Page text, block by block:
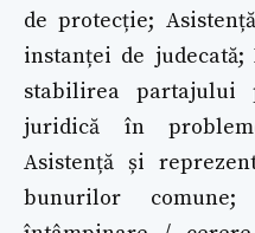
de protecție;
instanței de
stabilirea partajului
juridică în
Asistență și
bunurilor